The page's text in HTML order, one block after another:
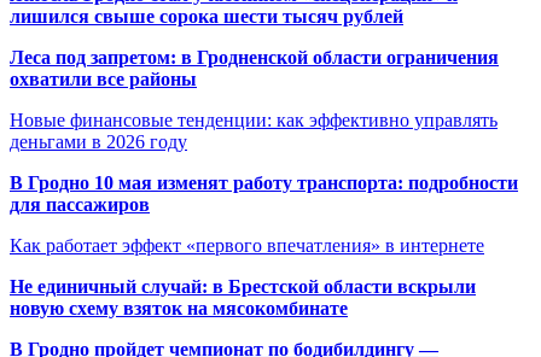
лишился свыше сорока шести тысяч рублей
Леса под запретом: в Гродненской области ограничения
охватили все районы
Новые финансовые тенденции: как эффективно управлять
деньгами в 2026 году
В Гродно 10 мая изменят работу транспорта: подробности
для пассажиров
Как работает эффект «первого впечатления» в интернете
Не единичный случай: в Брестской области вскрыли
новую схему взяток на мясокомбинате
В Гродно пройдет чемпионат по бодибилдингу —